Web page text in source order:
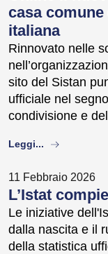
casa
italiana
Rinnovato nelle
sito del Sistan
ufficiale nel
condivisione e
Leggi... about
11 Febbraio 2026
L’Istat
Le iniziative
dalla nascita e il
della statistica